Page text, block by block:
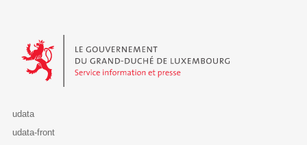
Le Gouvernement du Grand-Duché de Luxembourg - Service
udata
udata-front